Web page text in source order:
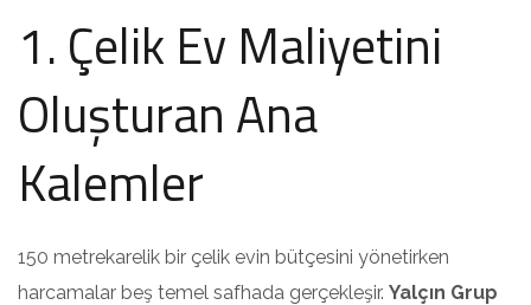
1. Çelik Ev Maliyetini
Oluşturan Ana
Kalemler
150 metrekarelik bir çelik evin bütçesini yönetirken
harcamalar beş temel safhada gerçekleşir. Yalçın Grup